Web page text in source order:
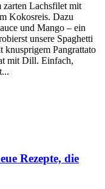
zarten Lachsfilet mit
Kokosreis. Dazu
und Mango – ein
unsere Spaghetti
knusprigem Pangrattato
mit Dill. Einfach,
Rezepte, die